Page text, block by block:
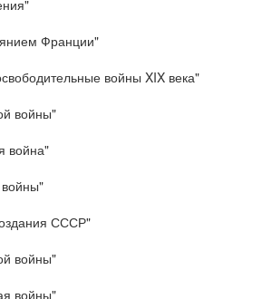
Франции"
войны XIX века"
войны"
война"
СССР"
войны"
войны"